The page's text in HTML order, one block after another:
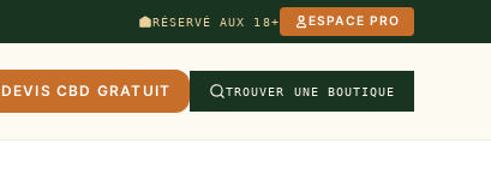
RÉSERVÉ AUX 18+ ESPACE PRO
DEVIS CBD GRATUIT TROUVER UNE BOUTIQUE